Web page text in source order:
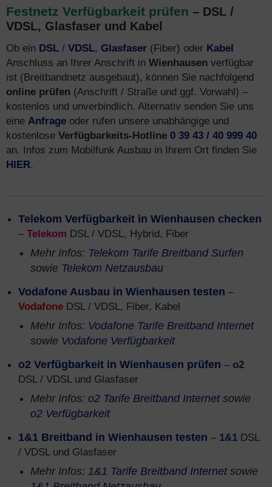
Festnetz Verfügbarkeit prüfen – DSL /
VDSL, Glasfaser und Kabel
Ob ein DSL / VDSL, Glasfaser (Fiber) oder Kabel
Anschluss an Ihrer Anschrift in Wienhausen verfügbar
ist (Breitbandnetz ausgebaut), können Sie nachfolgend
online prüfen (Anschrift / Straße und ggf. Vorwahl) –
kostenlos und unverbindlich. Alternativ senden Sie uns
eine Anfrage oder rufen unsere unabhängige und
kostenlose Verfügbarkeits-Hotline 0 39 43 / 40 999 40
an. Infos zum Mobilfunk Ausbau in Ihrem Ort finden Sie
HIER.
Telekom Verfügbarkeit in Wienhausen checken
– Telekom DSL / VDSL, Hybrid, Fiber
Mehr Infos: Telekom Tarife Breitband Surfen
sowie Telekom Netzausbau
Vodafone Ausbau in Wienhausen testen –
Vodafone DSL / VDSL, Fiber, Kabel
Mehr Infos: Vodafone Tarife Breitband Internet
sowie Vodafone Verfügbarkeit
o2 Verfügbarkeit in Wienhausen prüfen – o2
DSL / VDSL und Glasfaser
Mehr Infos: o2 Tarife Breitband Internetsowie
o2 Verfügbarkeit
1&1 Breitband in Wienhausen testen – 1&1 DSL
/ VDSL und Glasfaser
Mehr Infos: 1&1 Tarife Breitband Internetsowie